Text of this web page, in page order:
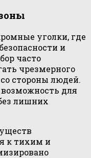
уголки, где
и
часто
чрезмерного
стороны людей.
для
лишних
к тихим и